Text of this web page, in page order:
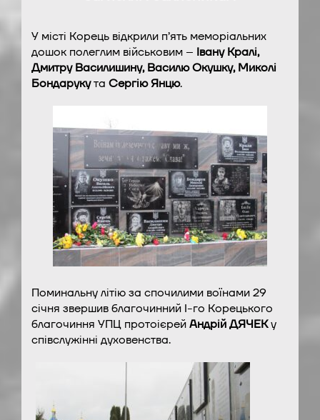
У місті Корець відкрили п’ять меморіальних
дошок полеглим військовим – Івану Кралі,
Дмитру Василишину, Василю Окушку, Миколі
Бондарукута Сергію Янцю.
Поминальну літію за спочилими воїнами 29
січня звершив благочинний І-го Корецького
благочиння УПЦ протоієрейАндрій ДЯЧЕКу
співслужінні духовенства.